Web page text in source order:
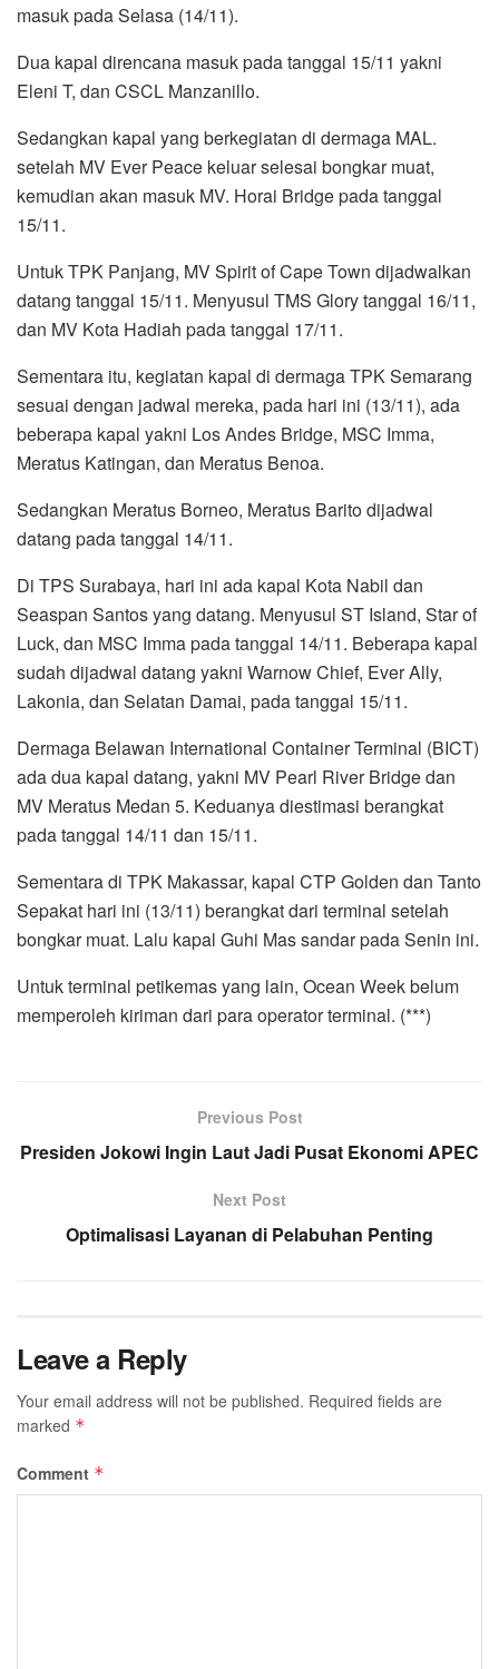
masuk pada Selasa (14/11).
Dua kapal direncana masuk pada tanggal 15/11 yakni
Eleni T, dan CSCL Manzanillo.
Sedangkan kapal yang berkegiatan di dermaga MAL.
setelah MV Ever Peace keluar selesai bongkar muat,
kemudian akan masuk MV. Horai Bridge pada tanggal
15/11.
Untuk TPK Panjang, MV Spirit of Cape Town dijadwalkan
datang tanggal 15/11. Menyusul TMS Glory tanggal 16/11,
dan MV Kota Hadiah pada tanggal 17/11.
Sementara itu, kegiatan kapal di dermaga TPK Semarang
sesuai dengan jadwal mereka, pada hari ini (13/11), ada
beberapa kapal yakni Los Andes Bridge, MSC Imma,
Meratus Katingan, dan Meratus Benoa.
Sedangkan Meratus Borneo, Meratus Barito dijadwal
datang pada tanggal 14/11.
Di TPS Surabaya, hari ini ada kapal Kota Nabil dan
Seaspan Santos yang datang. Menyusul ST Island, Star of
Luck, dan MSC Imma pada tanggal 14/11. Beberapa kapal
sudah dijadwal datang yakni Warnow Chief, Ever Ally,
Lakonia, dan Selatan Damai, pada tanggal 15/11.
Dermaga Belawan International Container Terminal (BICT)
ada dua kapal datang, yakni MV Pearl River Bridge dan
MV Meratus Medan 5. Keduanya diestimasi berangkat
pada tanggal 14/11 dan 15/11.
Sementara di TPK Makassar, kapal CTP Golden dan Tanto
Sepakat hari ini (13/11) berangkat dari terminal setelah
bongkar muat. Lalu kapal Guhi Mas sandar pada Senin ini.
Untuk terminal petikemas yang lain, Ocean Week belum
memperoleh kiriman dari para operator terminal. (***)
Previous Post
Presiden Jokowi Ingin Laut Jadi Pusat Ekonomi APEC
Next Post
Optimalisasi Layanan di Pelabuhan Penting
Leave a Reply
Your email address will not be published. Required fields are
marked *
Comment *